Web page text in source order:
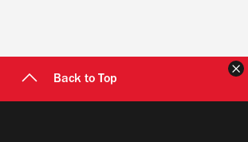
Back to Top